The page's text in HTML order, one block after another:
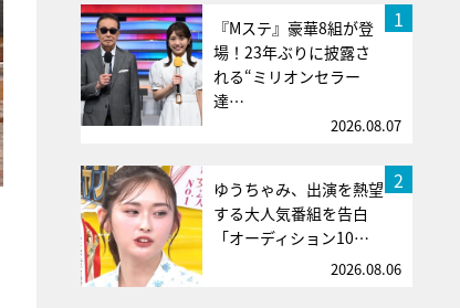
1
『Mステ』豪華8組が登
場！23年ぶりに披露さ
れる“ミリオンセラー
達…
2026.08.07
2
ゆうちゃみ、出演を熱望
する大人気番組を告白
「オーディション10…
2026.08.06